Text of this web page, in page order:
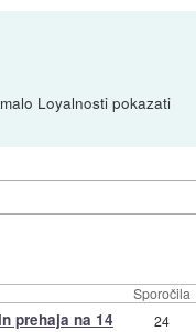
Loyalnosti pokazati
Sporočila
prehaja na 14 24